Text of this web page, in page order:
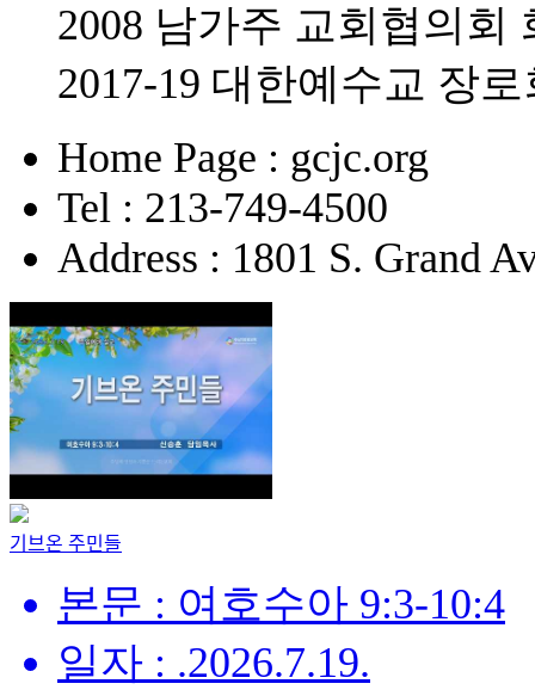
2008 남가주 교회협의회
2017-19 대한예수교 장
Home Page : gcjc.org
Tel : 213-749-4500
Address : 1801 S. Grand
기브온 주민들
본문 : 여호수아 9:3-10:4
일자 : .2026.7.19.